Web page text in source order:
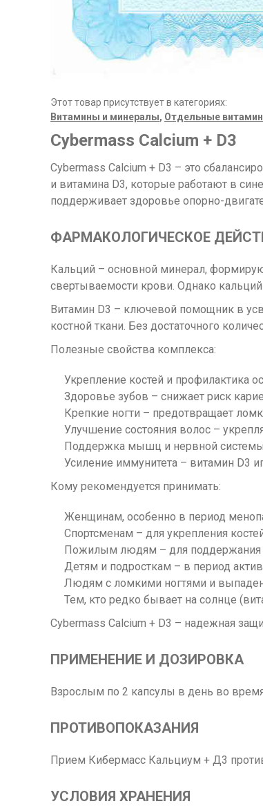
Этот товар присутствует в категориях:
Витамины и минералы, Отдельные
Cybermass Calcium + D3
Cybermass Calcium + D3 – это
и витамина D3, которые работают в
поддерживает здоровье опорно-
ФАРМАКОЛОГИЧЕСКОЕ
Кальций – основной минерал,
свертываемости крови. Однако
Витамин D3 – ключевой помощник в
костной ткани. Без достаточного
Полезные свойства комплекса:
Укрепление костей и профилактика
Здоровье зубов – снижает риск
Крепкие ногти – предотвращает
Улучшение состояния волос –
Поддержка мышц и нервной
Усиление иммунитета – витамин D3
Кому рекомендуется принимать:
Женщинам, особенно в период
Спортсменам – для укрепления
Пожилым людям – для поддержания
Детям и подросткам – в период
Людям с ломкими ногтями и
Тем, кто редко бывает на солнце
Cybermass Calcium + D3 – надежная
ПРИМЕНЕНИЕ И ДОЗИРОВКА
Взрослым по 2 капсулы в день во
ПРОТИВОПОКАЗАНИЯ
Прием Кибермасс Кальциум + Д3
УСЛОВИЯ ХРАНЕНИЯ